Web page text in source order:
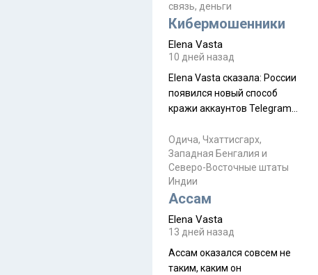
на начало тропы показали
водителю карту, иначе
Пошли туда, потому что я
отзывов. По мне – сплошная
физуха, долгий спуск, потом
подъем по этому же пути.
Пока
связь, деньги
Кибермошенники
Elena Vasta
10 дней назад
Elena Vasta сказалa: России
появился новый способ
кражи аккаунтов Telegram
Прочитайте! У моих двух
знакомых вот так увели
аккаунты
Одича, Чхаттисгарх,
Западная Бенгалия и
Северо-Восточные штаты
Индии
Ассам
Elena Vasta
13 дней назад
Ассам оказался совсем не
таким, каким он